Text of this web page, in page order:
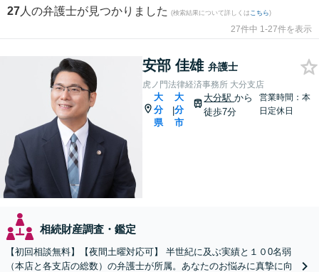
27 人の弁護士が見つかりました (検索結果について詳しくは こちら)
27件中 1-27件を表示
安部 佳雄 弁護士
虎ノ門法律経済事務所 大分支店
大
分
県
|
大
分
市
大分駅から
徒歩7分
営業時間：本
日定休日
相続財産調査・鑑定
【初回相談無料】【夜間土曜対応可】 半世紀に及ぶ実績と１０0名弱
（本店と各支店の総数）の弁護士が所属。あなたのお悩みに真摯に向